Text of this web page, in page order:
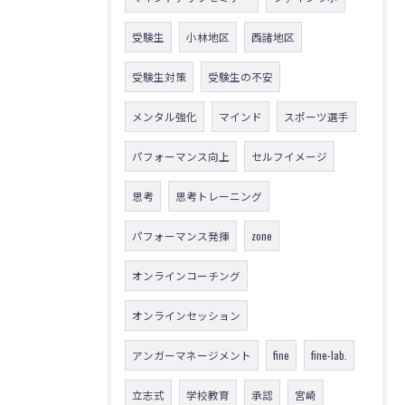
受験生 小林地区 西諸地区
受験生対策 受験生の不安
メンタル強化 マインド スポーツ選手
パフォーマンス向上 セルフイメージ
思考 思考トレーニング
パフォーマンス発揮 zone
オンラインコーチング
オンラインセッション
アンガーマネージメント fine fine-lab.
立志式 学校教育 承認 宮崎